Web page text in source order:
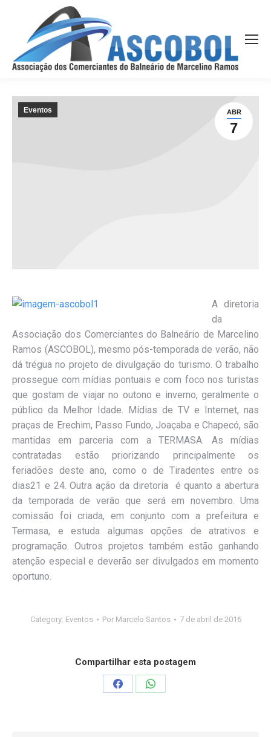
ABR
7
Eventos
A diretoria
da
Associação dos Comerciantes do Balneário de Marcelino
Ramos (ASCOBOL), mesmo pós-temporada de verão, não
dá trégua no projeto de divulgação do turismo. O trabalho
prossegue com mídias pontuais e com foco nos turistas
que gostam de viajar no outono e inverno, geralmente o
público da Melhor Idade. Mídias de TV e Internet, nas
praças de Erechim, Passo Fundo, Joaçaba e Chapecó, são
mantidas em parceria com a TERMASA. As mídias
contratadas estão priorizando principalmente os
feriadões deste ano, como o de Tiradentes entre os
dias21 e 24. Outra ação da diretoria é quanto a abertura
da temporada de verão que será em novembro. Uma
comissão foi criada, em conjunto com a prefeitura e
Termasa, e estuda algumas opções de atrativos e
programação. Outros projetos também estão ganhando
atenção especial e deverão ser divulgados em momento
oportuno.
Category: Eventos Por Marcelo Santos 7 de abril de 2016
Compartilhar esta postagem
CompartilharCompartilhar